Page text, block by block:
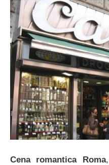
Cena romantica Roma